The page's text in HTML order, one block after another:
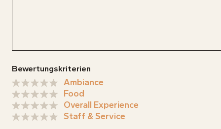
KARTE
Bewertungskriterien
Ambiance
Food
Overall Experience
Staff & Service